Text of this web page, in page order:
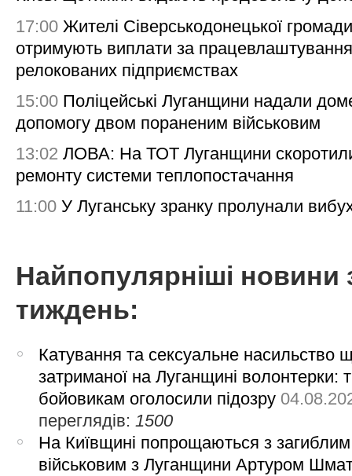
17:00 Жителі Сіверськодонецької
отримують виплати за
релокованих підприємствах
15:00 Поліцейські Луганщини надали
допомогу двом пораненим військовим
13:02 ЛОВА: На ТОТ Луганщини
ремонту системи теплопостачання
11:00 У Луганську зранку пролунали
Найпопулярніші новини
тиждень:
Катування та сексуальне насильство
затриманої на Луганщині волонтерки:
бойовикам оголосили підозру
переглядів:1500
На Київщині попрощаються з загиблим
військовим з Луганщини Артуром